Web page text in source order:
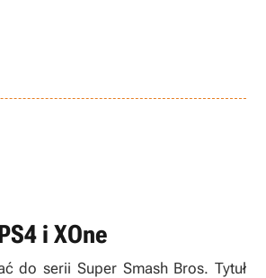
i XOne
do serii Super Smash Bros. Tytuł